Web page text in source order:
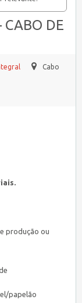
CABO DE
Cabo
produção ou
papelão